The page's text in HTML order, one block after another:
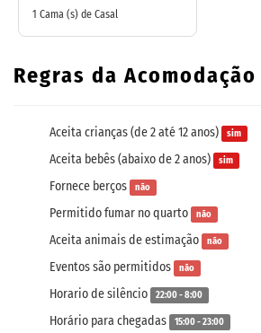
1 Cama (s) de Casal
Regras da Acomodação
Aceita crianças (de 2 até 12 anos) sim
Aceita bebês (abaixo de 2 anos) sim
Fornece berços não
Permitido fumar no quarto não
Aceita animais de estimação não
Eventos são permitidos não
Horario de silêncio 22:00 - 8:00
Horário para chegadas 15:00 - 23:00